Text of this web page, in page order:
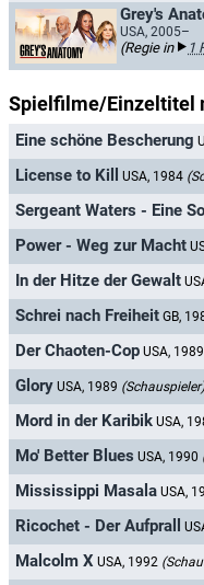
Grey's
USA, 2005–
(Regie in 1
Spielfilme/Einzeltitel
Eine schöne Bescherung
License to Kill USA, 1984
Sergeant Waters - Eine
Power - Weg zur Macht
In der Hitze der Gewalt
Schrei nach Freiheit GB,
Der Chaoten-Cop USA, 1989
Glory USA, 1989 (Schauspieler)
Mord in der Karibik USA,
Mo' Better Blues USA, 1990
Mississippi Masala USA,
Ricochet - Der Aufprall
Malcolm X USA, 1992